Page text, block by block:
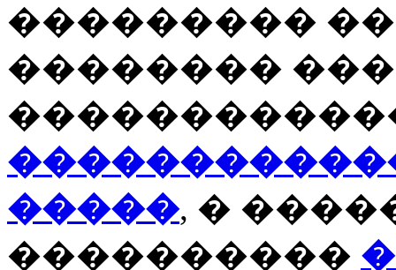
���������
��������
�����, �
����������